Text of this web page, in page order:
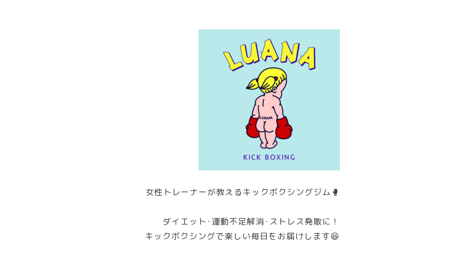
女性トレーナーが教えるキックボクシングジム🥊
ダイエット･運動不足解消･ストレス発散に！
キックボクシングで楽しい毎日をお届けします😆